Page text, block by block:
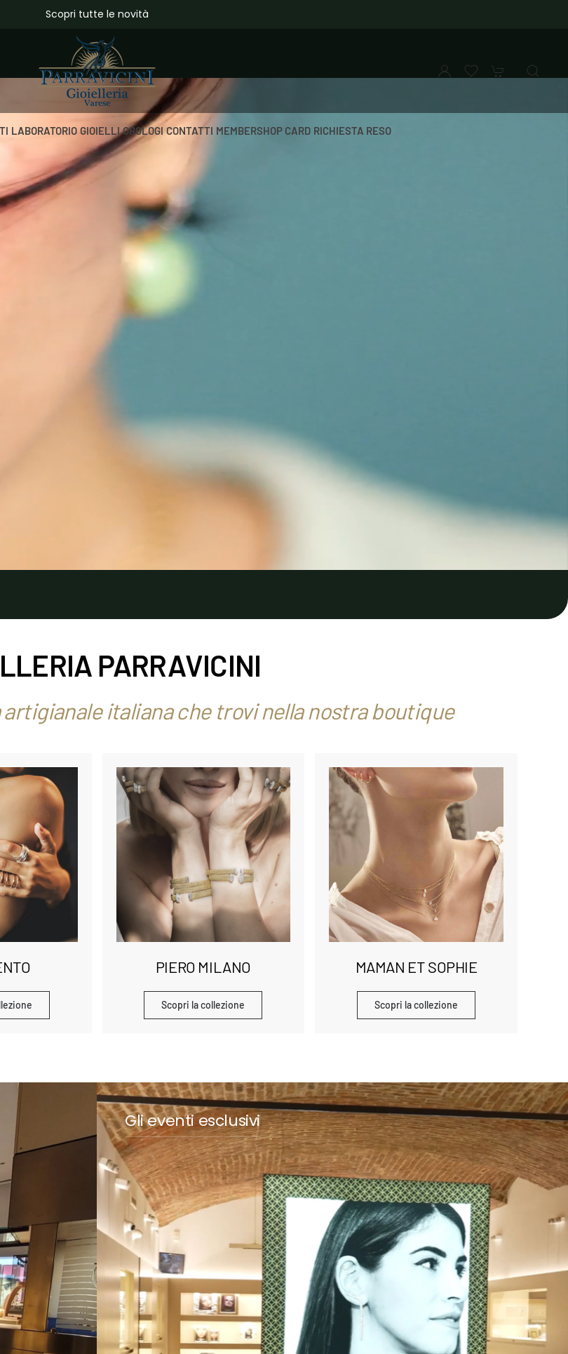
Scopri tutte le novità
LABORATORIO GIOIELLI OROLOGI CONTATTI MEMBERSHOP CARD RICHIESTA RESO
PARRAVICINI
italiana che trovi nella nostra boutique
PIERO MILANO
Scopri la collezione
MAMAN ET SOPHIE
Scopri la collezione
Gli eventi esclusivi